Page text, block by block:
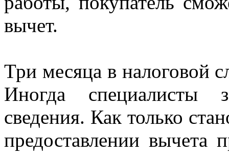
вычет.
Три месяца в налоговой
Иногда специалисты
сведения. Как только
предоставлении